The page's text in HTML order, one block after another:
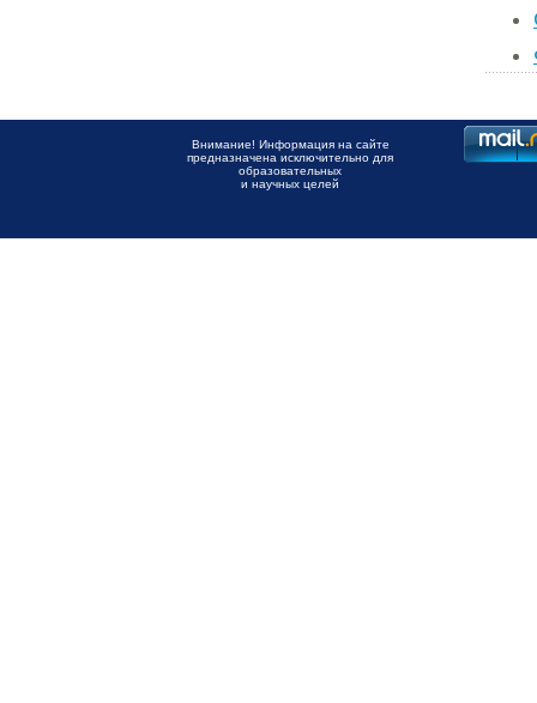
Внимание! Информация на сайте
предназначена исключительно для
образовательных
и научных целей